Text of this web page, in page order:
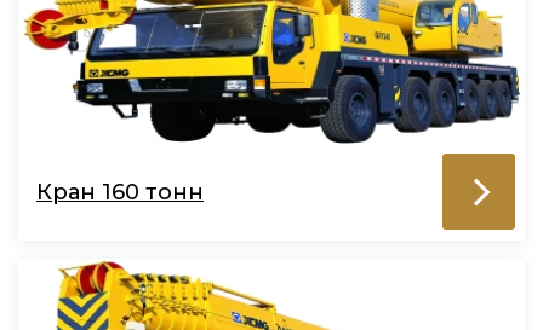
Кран 160 тонн